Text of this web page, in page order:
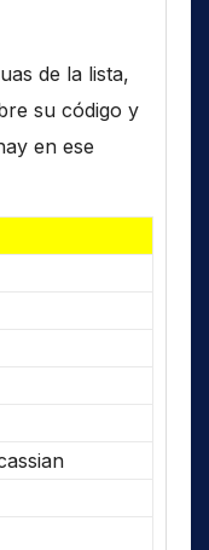
de la lista,
su código y
en ese